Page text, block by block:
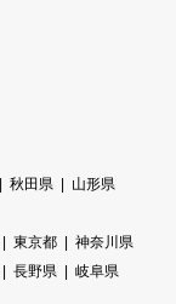
秋田県
山形県
東京都
神奈川県
長野県
岐阜県